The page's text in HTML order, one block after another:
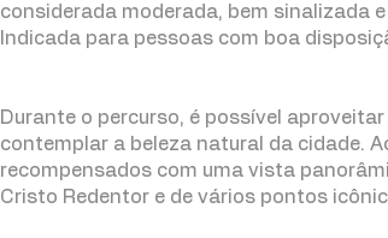
considerada moderada, bem sinalizada
Indicada para pessoas com boa
Durante o percurso, é possível
contemplar a beleza natural da cidade.
recompensados com uma vista
Cristo Redentor e de vários pontos